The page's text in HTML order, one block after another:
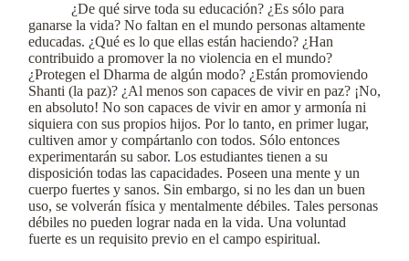
¿De qué sirve toda su educación? ¿Es sólo para
ganarse la vida? No faltan en el mundo personas altamente
educadas. ¿Qué es lo que ellas están haciendo? ¿Han
contribuido a promover la no violencia en el mundo?
¿Protegen el Dharma de algún modo? ¿Están promoviendo
Shanti (la paz)? ¿Al menos son capaces de vivir en paz? ¡No,
en absoluto! No son capaces de vivir en amor y armonía ni
siquiera con sus propios hijos. Por lo tanto, en primer lugar,
cultiven amor y compártanlo con todos. Sólo entonces
experimentarán su sabor. Los estudiantes tienen a su
disposición todas las capacidades. Poseen una mente y un
cuerpo fuertes y sanos. Sin embargo, si no les dan un buen
uso, se volverán física y mentalmente débiles. Tales personas
débiles no pueden lograr nada en la vida. Una voluntad
fuerte es un requisito previo en el campo espiritual.